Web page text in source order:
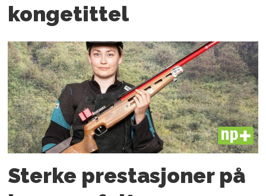
kongetittel
PLUS
Sterke prestasjoner på